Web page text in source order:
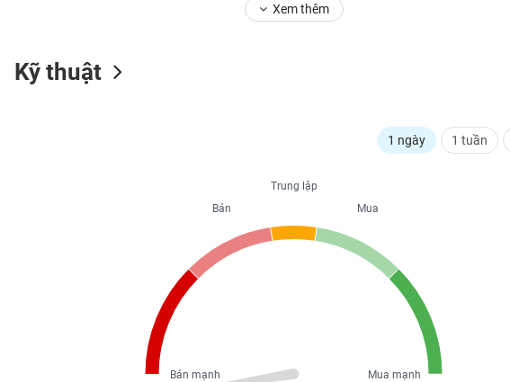
Xem thêm
Kỹ thuật
1 ngày 1 tuần
Trung lập
Mua
Mua mạnh
Bán
Bán mạnh
SINH